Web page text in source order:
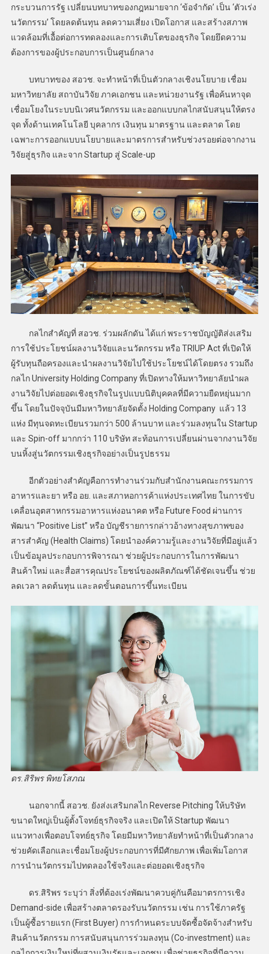
กระบวนการรัฐ เปลี่ยนบทบาทของกฎหมายจาก ‘ข้อจำกัด’ เป็น ‘ตัวเร่ง
นวัตกรรม’ โดยลดต้นทุน ลดความเสี่ยง เปิดโอกาส และสร้างสภาพ
แวดล้อมที่เอื้อต่อการทดลองและการเติบโตของธุรกิจ โดยยึดความ
ต้องการของผู้ประกอบการเป็นศูนย์กลาง
บทบาทของ สอวช. จะทำหน้าที่เป็นตัวกลางเชิงนโยบาย เชื่อม
มหาวิทยาลัย สถาบันวิจัย ภาคเอกชน และหน่วยงานรัฐ เพื่อค้นหาจุด
เชื่อมโยงในระบบนิเวศนวัตกรรม และออกแบบกลไกสนับสนุนให้ตรง
จุด ทั้งด้านเทคโนโลยี บุคลากร เงินทุน มาตรฐาน และตลาด โดย
เฉพาะการออกแบบนโยบายและมาตรการสำหรับช่วงรอยต่อจากงาน
วิจัยสู่ธุรกิจ และจาก Startup สู่ Scale-up
กลไกสำคัญที่ สอวช. ร่วมผลักดัน ได้แก่ พระราชบัญญัติส่งเสริม
การใช้ประโยชน์ผลงานวิจัยและนวัตกรรม หรือ TRIUP Act ที่เปิดให้
ผู้รับทุนถือครองและนำผลงานวิจัยไปใช้ประโยชน์ได้โดยตรง รวมถึง
กลไก University Holding Company ที่เปิดทางให้มหาวิทยาลัยนำผล
งานวิจัยไปต่อยอดเชิงธุรกิจในรูปแบบนิติบุคคลที่มีความยืดหยุ่นมาก
ขึ้น โดยในปัจจุบันมีมหาวิทยาลัยจัดตั้ง Holding Company แล้ว 13
แห่ง มีทุนจดทะเบียนรวมกว่า 500 ล้านบาท และร่วมลงทุนใน Startup
และ Spin-off มากกว่า 110 บริษัท สะท้อนการเปลี่ยนผ่านจากงานวิจัย
บนหิ้งสู่นวัตกรรมเชิงธุรกิจอย่างเป็นรูปธรรม
อีกตัวอย่างสำคัญคือการทำงานร่วมกับสำนักงานคณะกรรมการ
อาหารและยา หรือ อย. และสภาหอการค้าแห่งประเทศไทย ในการขับ
เคลื่อนอุตสาหกรรมอาหารแห่งอนาคต หรือ Future Food ผ่านการ
พัฒนา “Positive List” หรือ บัญชีรายการกล่าวอ้างทางสุขภาพของ
สารสำคัญ (Health Claims) โดยนำองค์ความรู้และงานวิจัยที่มีอยู่แล้ว
เป็นข้อมูลประกอบการพิจารณา ช่วยผู้ประกอบการในการพัฒนา
สินค้าใหม่ และสื่อสารคุณประโยชน์ของผลิตภัณฑ์ได้ชัดเจนขึ้น ช่วย
ลดเวลา ลดต้นทุน และลดขั้นตอนการขึ้นทะเบียน
ดร.สิริพร พิทยโสภณ
นอกจากนี้ สอวช. ยังส่งเสริมกลไก Reverse Pitching ให้บริษัท
ขนาดใหญ่เป็นผู้ตั้งโจทย์ธุรกิจจริง และเปิดให้ Startup พัฒนา
แนวทางเพื่อตอบโจทย์ธุรกิจ โดยมีมหาวิทยาลัยทำหน้าที่เป็นตัวกลาง
ช่วยคัดเลือกและเชื่อมโยงผู้ประกอบการที่มีศักยภาพ เพื่อเพิ่มโอกาส
การนำนวัตกรรมไปทดลองใช้จริงและต่อยอดเชิงธุรกิจ
ดร.สิริพร ระบุว่า สิ่งที่ต้องเร่งพัฒนาควบคู่กันคือมาตรการเชิง
Demand-side เพื่อสร้างตลาดรองรับนวัตกรรม เช่น การใช้ภาครัฐ
เป็นผู้ซื้อรายแรก (First Buyer) การกำหนดระบบจัดซื้อจัดจ้างสำหรับ
สินค้านวัตกรรม การสนับสนุนการร่วมลงทุน (Co-investment) และ